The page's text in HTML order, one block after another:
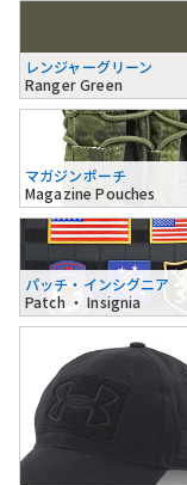
レンジャーグリーン
Ranger Green
マガジンポーチ
Magazine Pouches
パッチ・インシグニア
Patch ・ Insignia